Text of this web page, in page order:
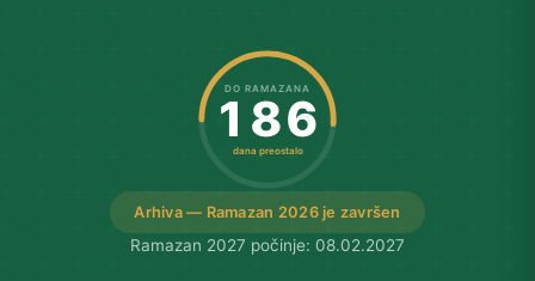
Arhiva — Ramazan 2026 je završen
DO RAMAZANA
186
dana preostalo
Ramazan 2027 počinje: 08.02.2027